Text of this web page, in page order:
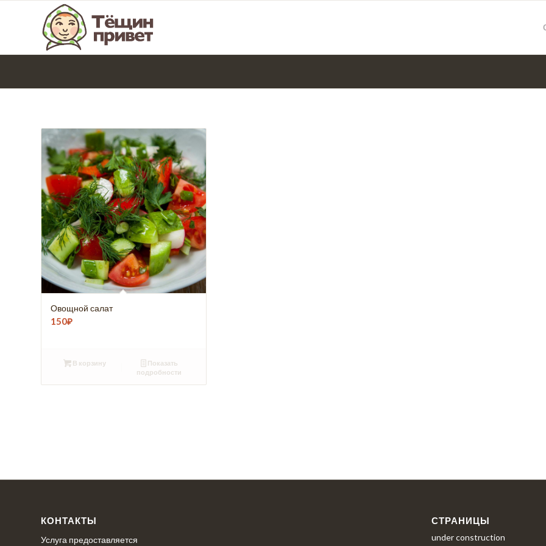
Овощной салат
150₽
В корзину
Показать
подробности
КОНТАКТЫ
Услуга предоставляется
СТРАНИЦЫ
under construction